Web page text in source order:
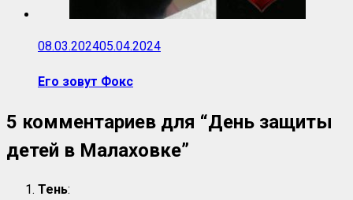
08.03.202405.04.2024
Его зовут Фокс
5 комментариев для “День защиты
детей в Малаховке”
Тень: